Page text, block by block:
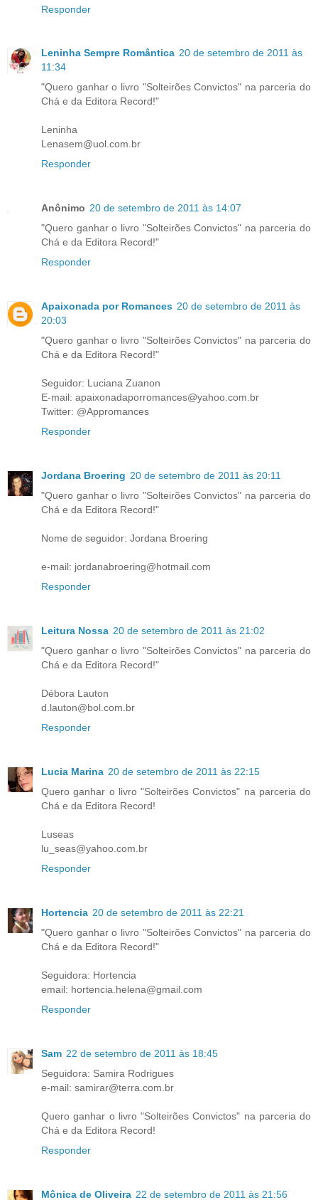
Responder
Leninha Sempre Romântica 20 de setembro de 2011 às
11:34
"Quero ganhar o livro "Solteirões Convictos" na parceria do
Chá e da Editora Record!"
Leninha
Lenasem@uol.com.br
Responder
Anônimo 20 de setembro de 2011 às 14:07
"Quero ganhar o livro "Solteirões Convictos" na parceria do
Chá e da Editora Record!"
Responder
Apaixonada por Romances 20 de setembro de 2011 às
20:03
"Quero ganhar o livro "Solteirões Convictos" na parceria do
Chá e da Editora Record!"
Seguidor: Luciana Zuanon
E-mail: apaixonadaporromances@yahoo.com.br
Twitter: @Appromances
Responder
Jordana Broering 20 de setembro de 2011 às 20:11
"Quero ganhar o livro "Solteirões Convictos" na parceria do
Chá e da Editora Record!"
Nome de seguidor: Jordana Broering
e-mail: jordanabroering@hotmail.com
Responder
Leitura Nossa 20 de setembro de 2011 às 21:02
"Quero ganhar o livro "Solteirões Convictos" na parceria do
Chá e da Editora Record!"
Débora Lauton
d.lauton@bol.com.br
Responder
Lucia Marina 20 de setembro de 2011 às 22:15
Quero ganhar o livro "Solteirões Convictos" na parceria do
Chá e da Editora Record!
Luseas
lu_seas@yahoo.com.br
Responder
Hortencia 20 de setembro de 2011 às 22:21
"Quero ganhar o livro "Solteirões Convictos" na parceria do
Chá e da Editora Record!"
Seguidora: Hortencia
email: hortencia.helena@gmail.com
Responder
Sam 22 de setembro de 2011 às 18:45
Seguidora: Samira Rodrigues
e-mail: samirar@terra.com.br
Quero ganhar o livro "Solteirões Convictos" na parceria do
Chá e da Editora Record!
Responder
Mônica de Oliveira 22 de setembro de 2011 às 21:56